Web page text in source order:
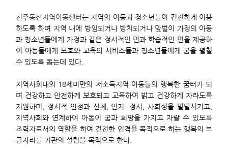
전주동산지역아동센터는 지역의 아동과 청소년들이 건전하게 이용
하도록 하며 지역 내에 방임되거나 방치되거나 맞벌이 가정의 아동
과 청소년들에게 가정과 같은 정서적인 면과 학습적인 면을 제공하
여 아동들에게 보호와 교육의 서비스들과 청소년들에게 꿈을 펼칠
수 있도록 돕는데 있다.
지역사회내의 18세미만의 저소득지역 아동들의 행복한 꿈터가 되
며 건강하고 안전하게 보호되고 교육하여 밝고 건강하게 자라도록
지원하며, 정서적 안정과 신체, 인지. 정서, 사회성을 발달시키고,
지역사회와 연계하여 아동이 꿈과 희망을 가지고 자랄 수 있도록
조력자로서의 역할을 하여 건전한 인격을 목적으로 하는 행복의 보
금자리를 기관의 설립을 목적으로 한다.